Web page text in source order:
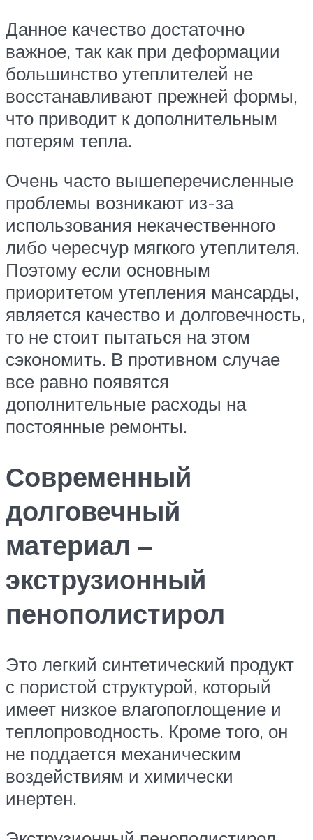
Данное качество достаточно
важное, так как при деформации
большинство утеплителей не
восстанавливают прежней формы,
что приводит к дополнительным
потерям тепла.
Очень часто вышеперечисленные
проблемы возникают из-за
использования некачественного
либо чересчур мягкого утеплителя.
Поэтому если основным
приоритетом утепления мансарды,
является качество и долговечность,
то не стоит пытаться на этом
сэкономить. В противном случае
все равно появятся
дополнительные расходы на
постоянные ремонты.
Современный
долговечный
материал –
экструзионный
пенополистирол
Это легкий синтетический продукт
с пористой структурой, который
имеет низкое влагопоглощение и
теплопроводность. Кроме того, он
не поддается механическим
воздействиям и химически
инертен.